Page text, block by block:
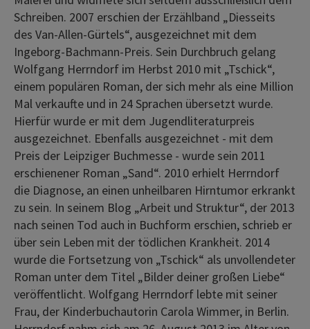
Schreiben. 2007 erschien der Erzählband „Diesseits
des Van-Allen-Gürtels“, ausgezeichnet mit dem
Ingeborg-Bachmann-Preis. Sein Durchbruch gelang
Wolfgang Herrndorf im Herbst 2010 mit „Tschick“,
einem populären Roman, der sich mehr als eine Million
Mal verkaufte und in 24 Sprachen übersetzt wurde.
Hierfür wurde er mit dem Jugendliteraturpreis
ausgezeichnet. Ebenfalls ausgezeichnet - mit dem
Preis der Leipziger Buchmesse - wurde sein 2011
erschienener Roman „Sand“. 2010 erhielt Herrndorf
die Diagnose, an einen unheilbaren Hirntumor erkrankt
zu sein. In seinem Blog „Arbeit und Struktur“, der 2013
nach seinen Tod auch in Buchform erschien, schrieb er
über sein Leben mit der tödlichen Krankheit. 2014
wurde die Fortsetzung von „Tschick“ als unvollendeter
Roman unter dem Titel „Bilder deiner großen Liebe“
veröffentlicht. Wolfgang Herrndorf lebte mit seiner
Frau, der Kinderbuchautorin Carola Wimmer, in Berlin.